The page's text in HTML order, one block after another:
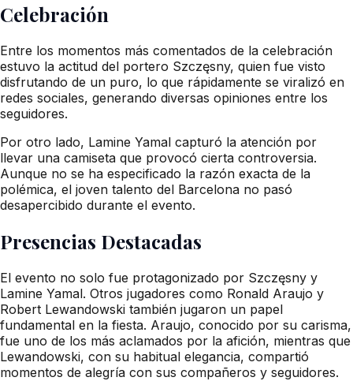
Celebración
Entre los momentos más comentados de la celebración
estuvo la actitud del portero Szczęsny, quien fue visto
disfrutando de un puro, lo que rápidamente se viralizó en
redes sociales, generando diversas opiniones entre los
seguidores.
Por otro lado, Lamine Yamal capturó la atención por
llevar una camiseta que provocó cierta controversia.
Aunque no se ha especificado la razón exacta de la
polémica, el joven talento del Barcelona no pasó
desapercibido durante el evento.
Presencias Destacadas
El evento no solo fue protagonizado por Szczęsny y
Lamine Yamal. Otros jugadores como Ronald Araujo y
Robert Lewandowski también jugaron un papel
fundamental en la fiesta. Araujo, conocido por su carisma,
fue uno de los más aclamados por la afición, mientras que
Lewandowski, con su habitual elegancia, compartió
momentos de alegría con sus compañeros y seguidores.